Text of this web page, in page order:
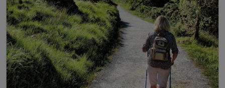
inkl. Gästekarte Wegscheider Land**
inkl. Nutzung des Pool- und Saunabereichs
inkl. Parkplatz am Hotel
* alkoholfreie Alternative möglich